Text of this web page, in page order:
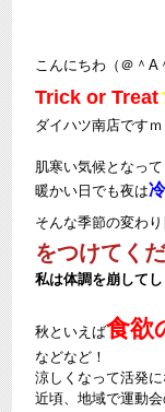
こんにちわ（＠＾A
Trick or Treat
ダイハツ南店です
肌寒い気候となっ
暖かい日でも夜は
そんな季節の変わ
をつけてく
私は体調を崩して
秋といえば食欲
などなど！
涼しくなって活発
近頃、地域で運動